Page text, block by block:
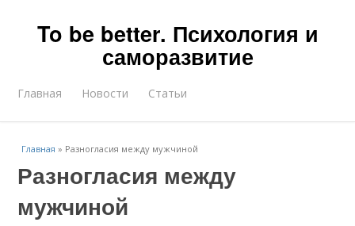
To be better. Психология и
саморазвитие
Главная Новости Статьи
Главная » Разногласия между мужчиной
Разногласия между
мужчиной